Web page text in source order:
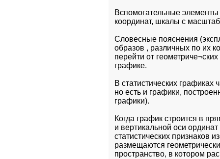
Вспомогательные
координат, шкалы с
Словесные пояснения
образов , различных по их
перейти от
графике.
В статистических
но есть и графики,
графики).
Когда график строится в
и вертикальной оси
статистических признаков
размещаются
пространство, в котором